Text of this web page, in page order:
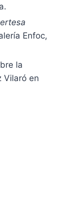
Enfoc,
la
Vilaró en